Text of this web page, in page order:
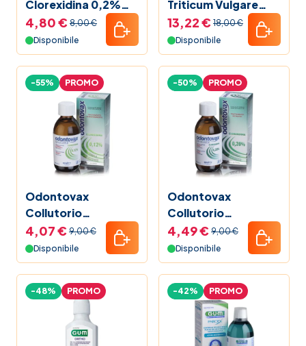
Clorexidina 0,2%
250 ml
4,80 € 8,00 €
Disponibile
Triticum Vulgare
250 ml
13,22 € 18,00 €
Disponibile
Odontovax
Collutorio
Clorexidina 0,12%
200 ml
-55% PROMO
4,07 € 9,00 €
Disponibile
Odontovax
Collutorio
Clorexidina 0,20%
200 ml
-50% PROMO
4,49 € 9,00 €
Disponibile
-48% PROMO -42% PROMO